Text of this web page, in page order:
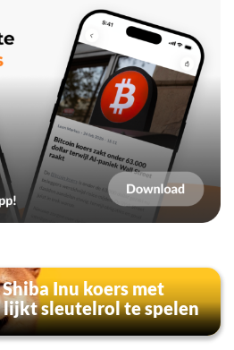
Inu koers met
lijkt sleutelrol te spelen